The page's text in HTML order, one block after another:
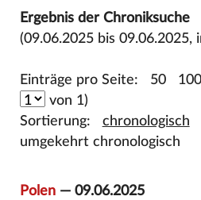
Ergebnis der Chroniksuche
(09.06.2025 bis 09.06.2025,
Einträge pro Seite: 50 100
von 1)
Sortierung: chronologisch
umgekehrt chronologisch
Polen— 09.06.2025